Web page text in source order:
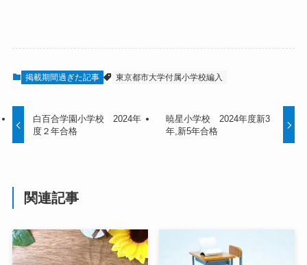
掲載期間過ぎた記事 東京都市大学付属小学校編入
白百合学園小学校 2024年
度２年合格
暁星小学校 2024年度新3
年,新5年合格
関連記事